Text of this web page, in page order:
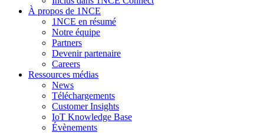
À propos de 1NCE
1NCE en résumé
Notre équipe
Partners
Devenir partenaire
Careers
Ressources médias
News
Téléchargements
Customer Insights
IoT Knowledge Base
Évènements